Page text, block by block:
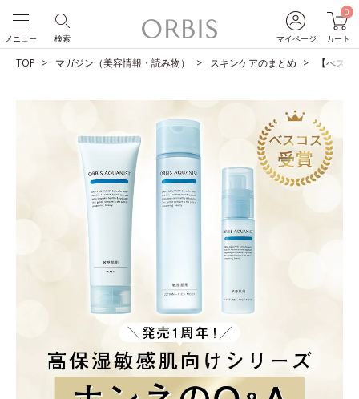
マイページ
0
カート
検索
メニュー
TOP マガジン（美容情報・読み物） スキンケアのまとめ 【べス